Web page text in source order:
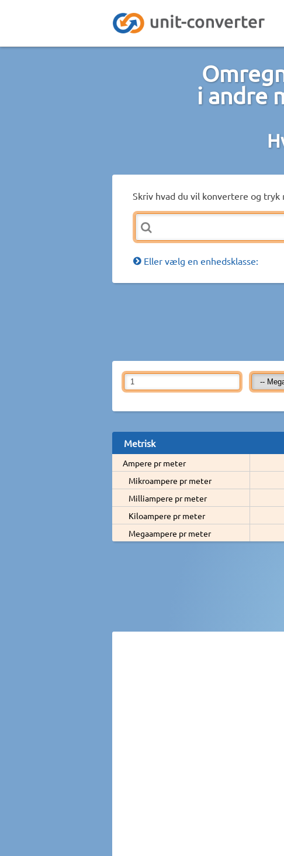
i andre
Skriv hvad du vil konvertere og tryk
Eller vælg en enhedsklasse:
Metrisk
Ampere pr meter
Mikroampere pr meter
Milliampere pr meter
Kiloampere pr meter
Megaampere pr meter